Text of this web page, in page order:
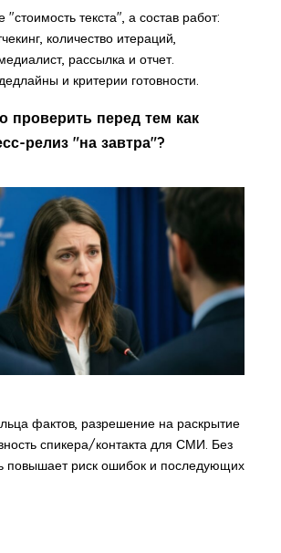
текста", а состав работ:
количество итераций,
рассылка и отчет.
и критерии готовности.
проверить перед тем как
релиз "на завтра"?
фактов, разрешение на раскрытие
спикера/контакта для СМИ. Без
повышает риск ошибок и последующих